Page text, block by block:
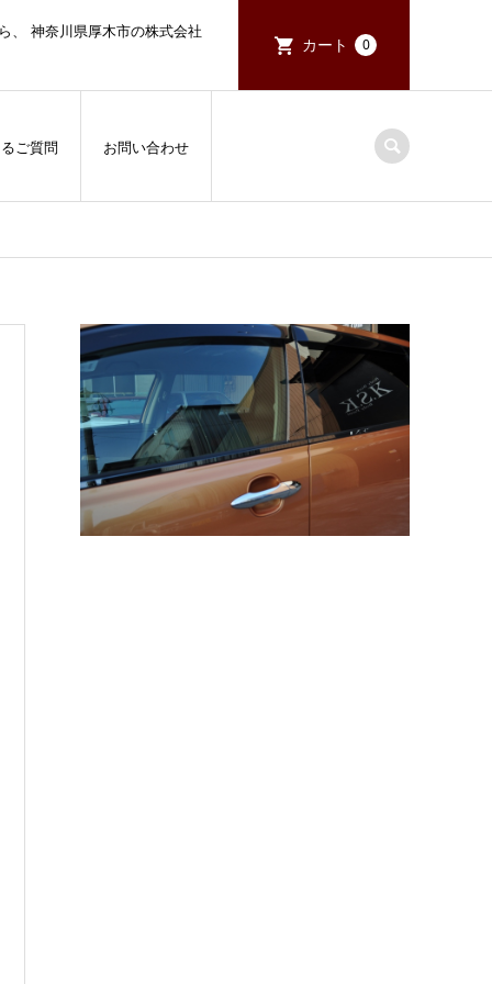
、 神奈川県厚木市の株式会社
カート 0
ご質問 お問い合わせ